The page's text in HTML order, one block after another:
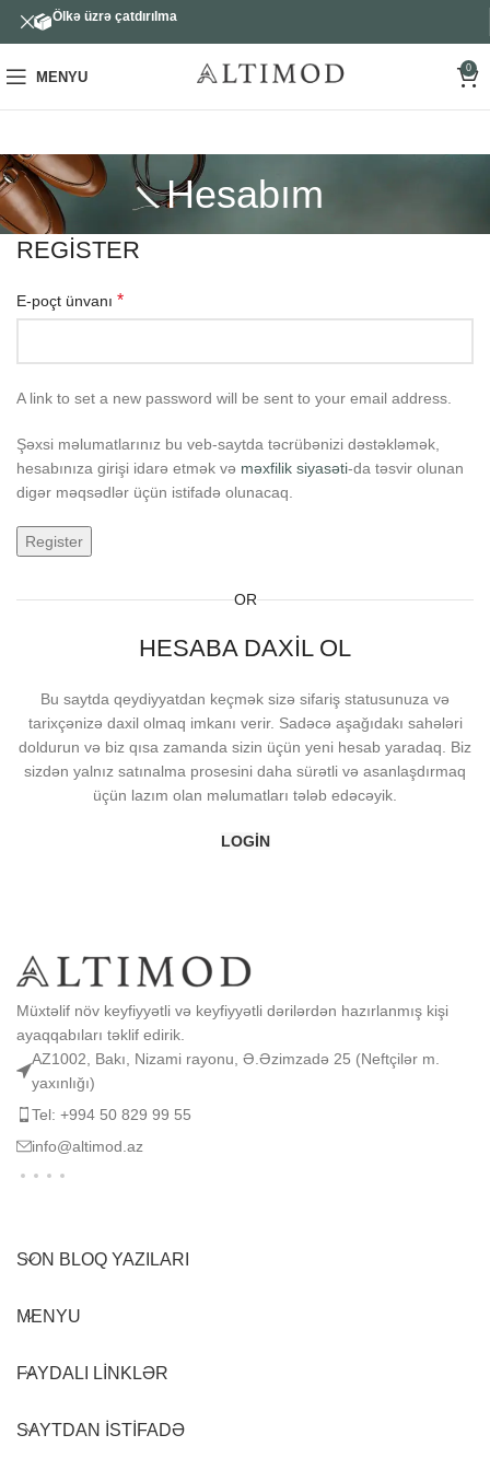
MENYU
0
Hesabım
REGISTER
E-poçt ünvanı *
A link to set a new password will be sent to your email address.
Şəxsi məlumatlarınız bu veb-saytda təcrübənizi dəstəkləmək,
hesabınıza girişi idarə etmək və məxfilik siyasəti-da təsvir olunan
digər məqsədlər üçün istifadə olunacaq.
Register
OR
HESABA DAXIL OL
Bu saytda qeydiyyatdan keçmək sizə sifariş statusunuza və
tarixçənizə daxil olmaq imkanı verir. Sadəcə aşağıdakı sahələri
doldurun və biz qısa zamanda sizin üçün yeni hesab yaradaq. Biz
sizdən yalnız satınalma prosesini daha sürətli və asanlaşdırmaq
üçün lazım olan məlumatları tələb edəcəyik.
LOGIN
Müxtəlif növ keyfiyyətli və keyfiyyətli dərilərdən hazırlanmış kişi
ayaqqabıları təklif edirik.
AZ1002, Bakı, Nizami rayonu, Ə.Əzimzadə 25 (Neftçilər m.
yaxınlığı)
Tel: +994 50 829 99 55
info@altimod.az
SON BLOQ YAZILARI
MENYU
FAYDALI LINKLƏR
SAYTDAN ISTIFADƏ
Ölkə üzrə çatdırılma